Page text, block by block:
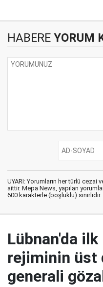
HABERE YORUM
UYARI: Yorumların her türlü
aittir. Mepa News, yapılan
600 karakterle (boşluklu) sınırlıdır.
Lübnan'da ilk
rejiminin üst
generali